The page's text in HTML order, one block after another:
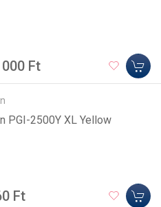
Ft
PGI-2500Y XL Yellow
Ft